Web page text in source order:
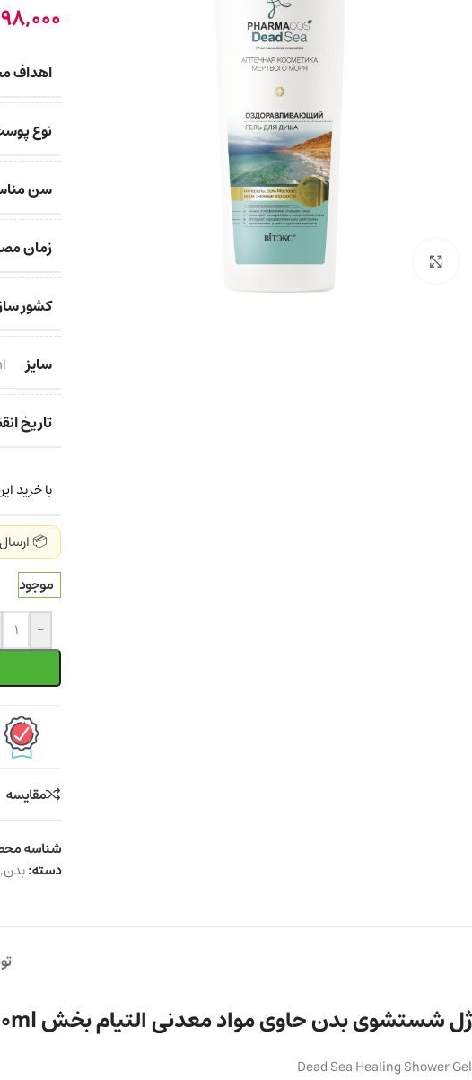
برای بزرگ‌نمایی کلیک کنید
اهداف
نوع
سن
زمان
کشور
سایز
تاریخ
با خرید
📦 ارسال:
موجود
-
مقایسه
شناسه
دسته:بدن,
ژل شستشوی بدن حاوی مواد معدنی التیام بخش 500ml
Dead Sea Healing Shower Gel